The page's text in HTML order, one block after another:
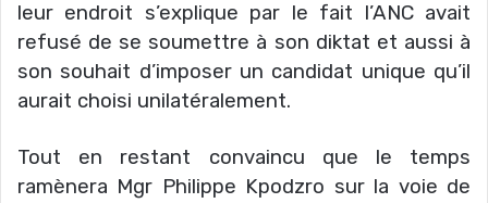
leur endroit s’explique par le fait l’ANC avait
refusé de se soumettre à son diktat et aussi à
son souhait d’imposer un candidat unique qu’il
aurait choisi unilatéralement.
Tout en restant convaincu que le temps
ramènera Mgr Philippe Kpodzro sur la voie de